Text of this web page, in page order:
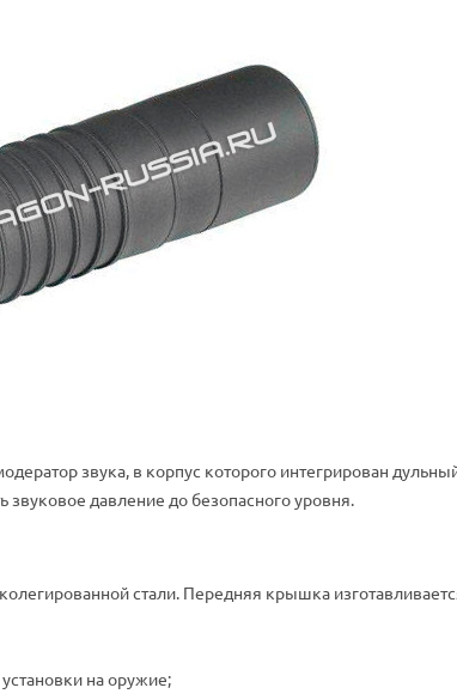
звука, в корпус которого интегрирован
давление до безопасного уровня.
стали. Передняя крышка
на оружие;